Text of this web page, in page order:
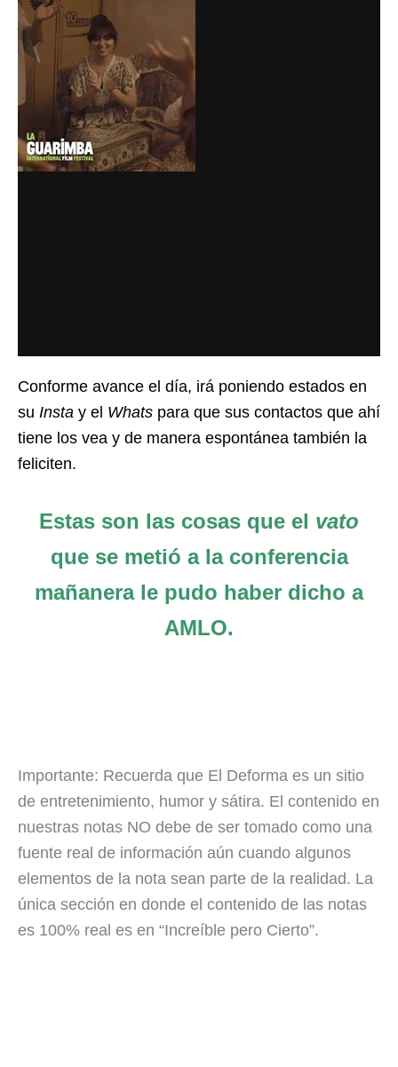
Conforme avance el día, irá poniendo estados en
su Insta y el Whats para que sus contactos que ahí
tiene los vea y de manera espontánea también la
feliciten.
Estas son las cosas que el vato
que se metió a la conferencia
mañanera le pudo haber dicho a
AMLO.
Importante: Recuerda que El Deforma es un sitio
de entretenimiento, humor y sátira. El contenido en
nuestras notas NO debe de ser tomado como una
fuente real de información aún cuando algunos
elementos de la nota sean parte de la realidad. La
única sección en donde el contenido de las notas
es 100% real es en “Increíble pero Cierto”.